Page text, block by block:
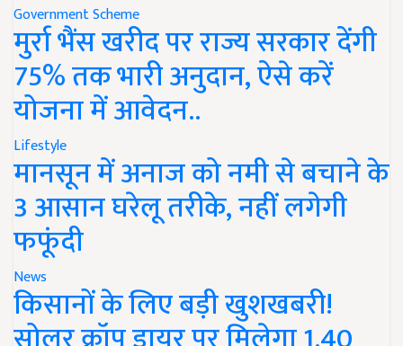
Government Scheme
मुर्रा भैंस खरीद पर राज्य सरकार देंगी
75% तक भारी अनुदान, ऐसे करें
योजना में आवेदन..
Lifestyle
मानसून में अनाज को नमी से बचाने के
3 आसान घरेलू तरीके, नहीं लगेगी
फफूंदी
News
किसानों के लिए बड़ी खुशखबरी!